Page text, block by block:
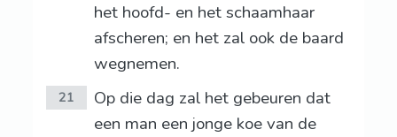
het hoofd- en het schaamhaar
afscheren; en het zal ook de baard
wegnemen.
21
Op die dag zal het gebeuren dat
een man een jonge koe van de